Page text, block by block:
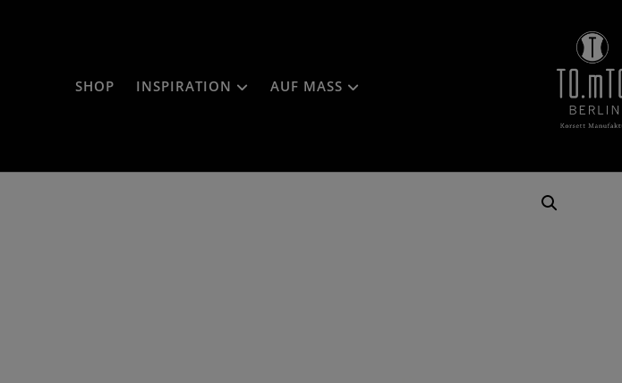
SHOP INSPIRATION AUF MASS